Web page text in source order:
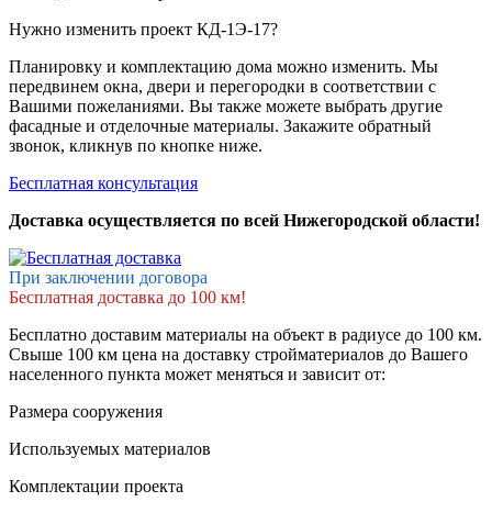
Нужно изменить проект КД-1Э-17?
Планировку и комплектацию дома можно изменить. Мы
передвинем окна, двери и перегородки в соответствии с
Вашими пожеланиями. Вы также можете выбрать другие
фасадные и отделочные материалы. Закажите обратный
звонок, кликнув по кнопке ниже.
Бесплатная консультация
Доставка осуществляется по всей Нижегородской области!
При заключении договора
Бесплатная доставка до 100 км!
Бесплатно доставим материалы на объект в радиусе до 100 км.
Свыше 100 км цена на доставку стройматериалов до Вашего
населенного пункта может меняться и зависит от:
Размера сооружения
Используемых материалов
Комплектации проекта